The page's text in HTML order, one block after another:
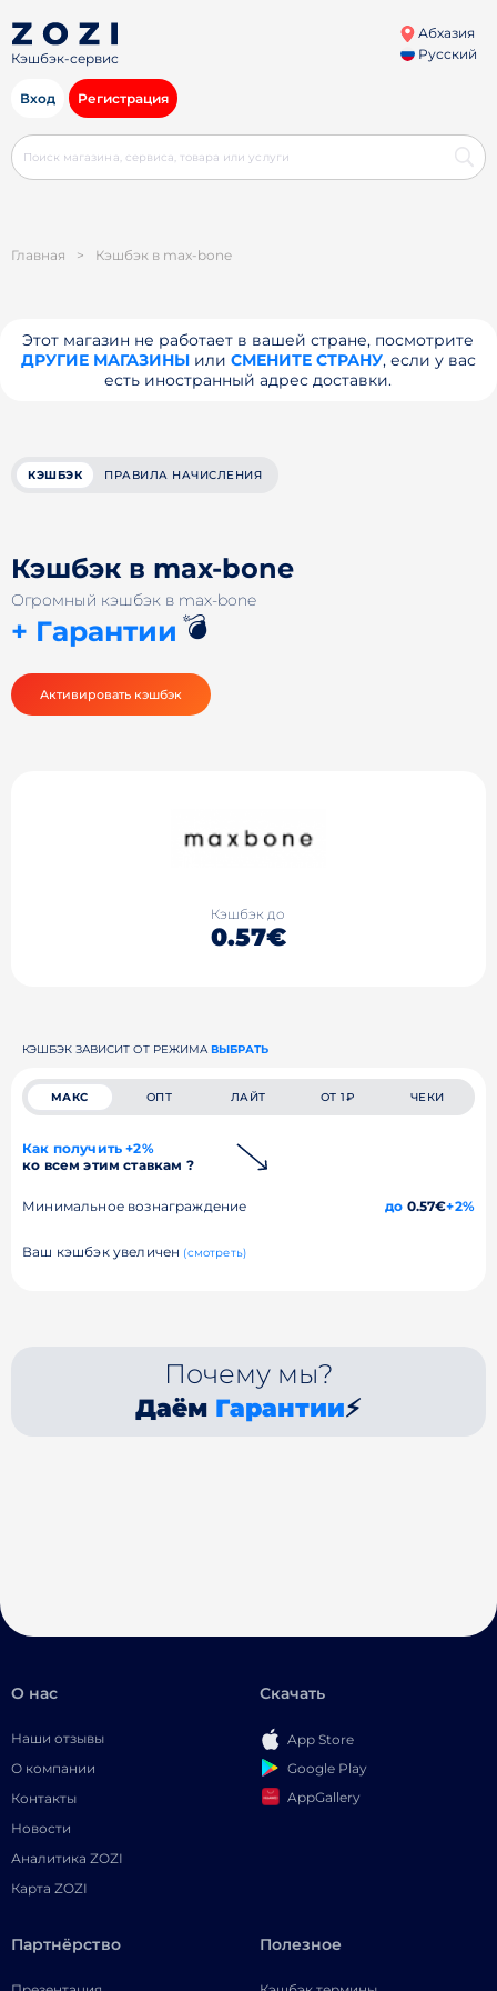
Кэшбэк-сервис
Абхазия
Русский
Вход Регистрация
Главная > Кэшбэк в max-bone
Этот магазин не работает в вашей стране, посмотрите
ДРУГИЕ МАГАЗИНЫили СМЕНИТЕ СТРАНУ, если у вас
есть иностранный адрес доставки.
КЭШБЭК ПРАВИЛА НАЧИСЛЕНИЯ
Кэшбэк в max-bone
Огромный кэшбэк в max-bone
+ Гарантии 💣
Активировать кэшбэк
Кэшбэк до
0.57€
КЭШБЭК ЗАВИСИТ ОТ РЕЖИМА ВЫБРАТЬ
МАКС ОПТ ЛАЙТ ОТ 1₽ ЧЕКИ
Как получить +2%
ко всем этим ставкам ?
Минимальное вознаграждение до 0.57€+2%
Ваш кэшбэк увеличен (смотреть)
Почему мы?
Даём Гарантии⚡
О нас
Наши отзывы
О компании
Контакты
Новости
Аналитика ZOZI
Карта ZOZI
Скачать
App Store
Google Play
AppGallery
Партнёрство Полезное